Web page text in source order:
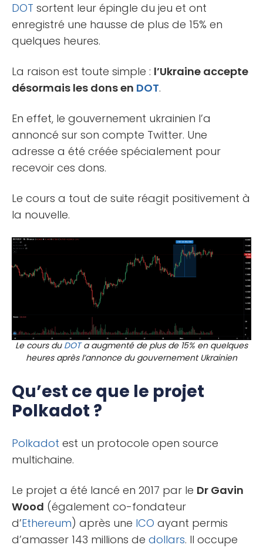
DOT sortent leur épingle du jeu et ont
enregistré une hausse de plus de 15% en
quelques heures.
La raison est toute simple : l’Ukraine accepte
désormais les dons en DOT.
En effet, le gouvernement ukrainien l’a
annoncé sur son compte Twitter. Une
adresse a été créée spécialement pour
recevoir ces dons.
Le cours a tout de suite réagit positivement à
la nouvelle.
Le cours du DOTa augmenté de plus de 15% en quelques
heures après l’annonce du gouvernement Ukrainien
Qu’est ce que le projet
Polkadot ?
Polkadot est un protocole open source
multichaine.
Le projet a été lancé en 2017 par le Dr Gavin
Wood (également co-fondateur
d’Ethereum) après une ICO ayant permis
d’amasser 143 millions de dollars. Il occupe